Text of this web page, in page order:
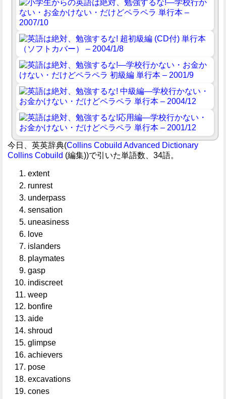
今日、英英辞典(Collins Cobuild Advanced Dictionary
Collins Cobuild (編集))で引いた単語数、34語。
extent
runrest
underpass
sensation
uneasiness
love
islanders
playmates
gasp
indiscreet
weep
bonfire
aide
shroud
glimpse
achievers
pose
excavations
cones